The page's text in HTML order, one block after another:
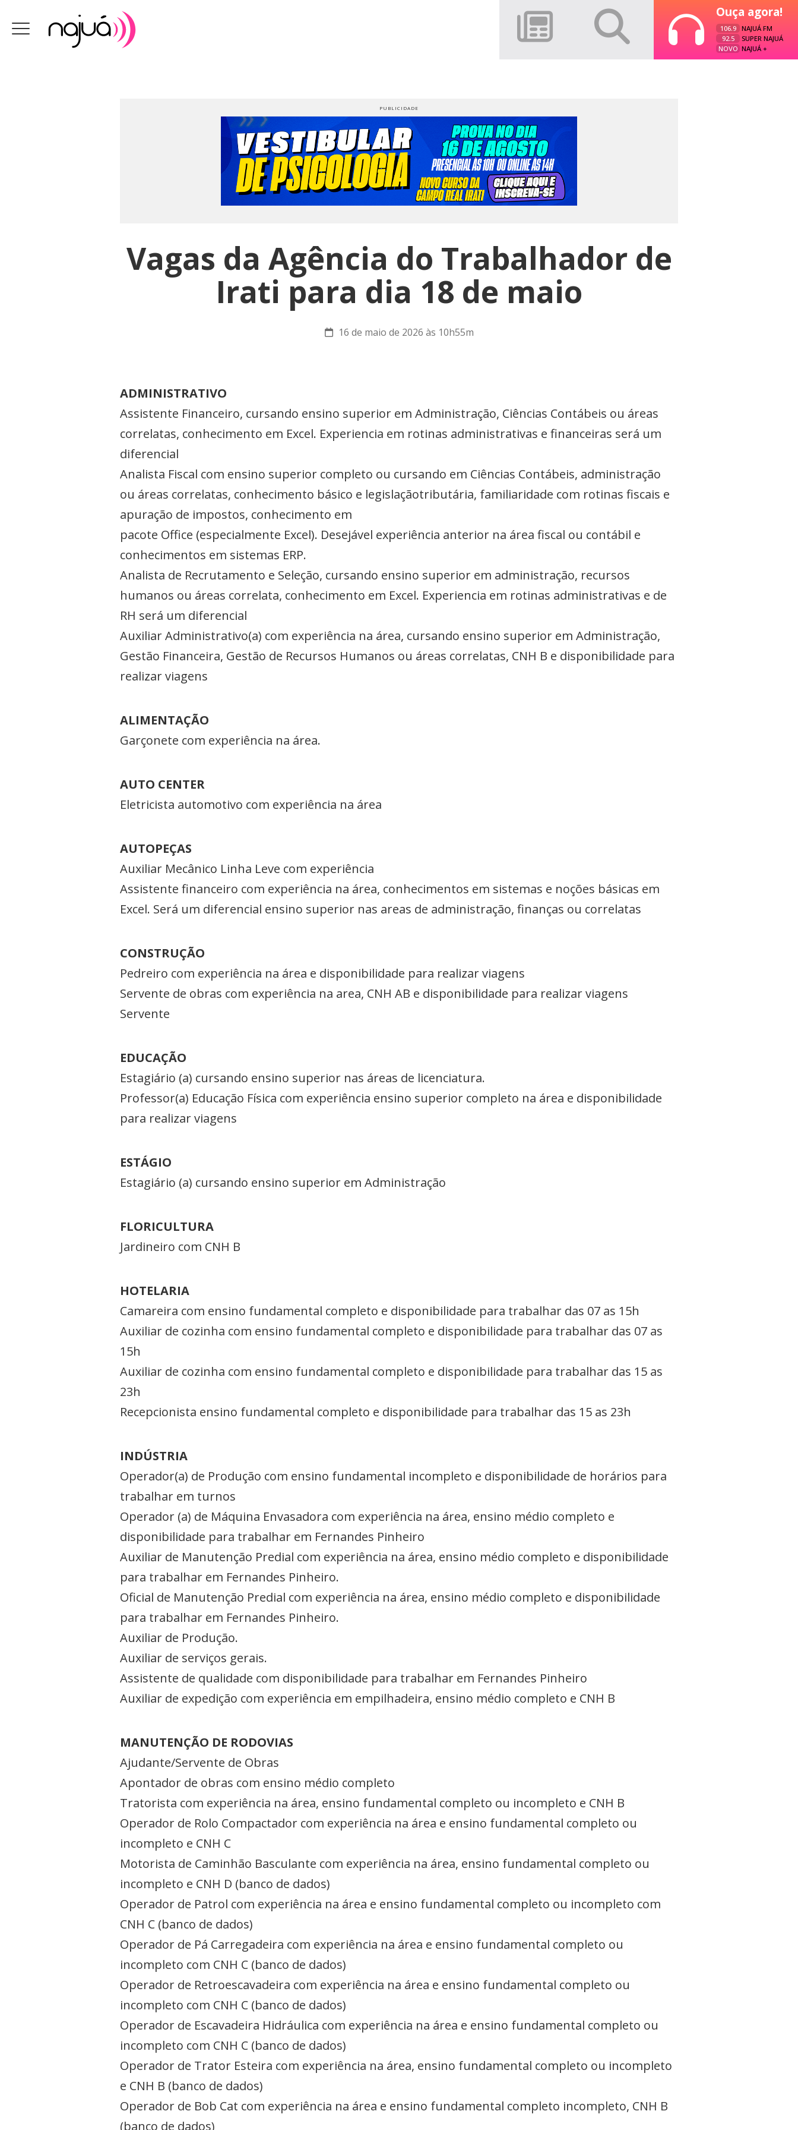
Ouça agora!
106.9
NAJUÁ FM
92.5
SUPER NAJUÁ
NOVO NAJUÁ +
Vagas da Agência do Trabalhador de
Irati para dia 18 de maio
16 de maio de 2026 às 10h55m
ADMINISTRATIVO
Assistente Financeiro, cursando ensino superior em Administração, Ciências Contábeis ou áreas
correlatas, conhecimento em Excel. Experiencia em rotinas administrativas e financeiras será um
diferencial
Analista Fiscal com ensino superior completo ou cursando em Ciências Contábeis, administração
ou áreas correlatas, conhecimento básico e legislaçãotributária, familiaridade com rotinas fiscais e
apuração de impostos, conhecimento em
pacote Office (especialmente Excel). Desejável experiência anterior na área fiscal ou contábil e
conhecimentos em sistemas ERP.
Analista de Recrutamento e Seleção, cursando ensino superior em administração, recursos
humanos ou áreas correlata, conhecimento em Excel. Experiencia em rotinas administrativas e de
RH será um diferencial
Auxiliar Administrativo(a) com experiência na área, cursando ensino superior em Administração,
Gestão Financeira, Gestão de Recursos Humanos ou áreas correlatas, CNH B e disponibilidade para
realizar viagens
ALIMENTAÇÃO
Garçonete com experiência na área.
AUTO CENTER
Eletricista automotivo com experiência na área
AUTOPEÇAS
Auxiliar Mecânico Linha Leve com experiência
Assistente financeiro com experiência na área, conhecimentos em sistemas e noções básicas em
Excel. Será um diferencial ensino superior nas areas de administração, finanças ou correlatas
CONSTRUÇÃO
Pedreiro com experiência na área e disponibilidade para realizar viagens
Servente de obras com experiência na area, CNH AB e disponibilidade para realizar viagens
Servente
EDUCAÇÃO
Estagiário (a) cursando ensino superior nas áreas de licenciatura.
Professor(a) Educação Física com experiência ensino superior completo na área e disponibilidade
para realizar viagens
ESTÁGIO
Estagiário (a) cursando ensino superior em Administração
FLORICULTURA
Jardineiro com CNH B
HOTELARIA
Camareira com ensino fundamental completo e disponibilidade para trabalhar das 07 as 15h
Auxiliar de cozinha com ensino fundamental completo e disponibilidade para trabalhar das 07 as
15h
Auxiliar de cozinha com ensino fundamental completo e disponibilidade para trabalhar das 15 as
23h
Recepcionista ensino fundamental completo e disponibilidade para trabalhar das 15 as 23h
INDÚSTRIA
Operador(a) de Produção com ensino fundamental incompleto e disponibilidade de horários para
trabalhar em turnos
Operador (a) de Máquina Envasadora com experiência na área, ensino médio completo e
disponibilidade para trabalhar em Fernandes Pinheiro
Auxiliar de Manutenção Predial com experiência na área, ensino médio completo e disponibilidade
para trabalhar em Fernandes Pinheiro.
Oficial de Manutenção Predial com experiência na área, ensino médio completo e disponibilidade
para trabalhar em Fernandes Pinheiro.
Auxiliar de Produção.
Auxiliar de serviços gerais.
Assistente de qualidade com disponibilidade para trabalhar em Fernandes Pinheiro
Auxiliar de expedição com experiência em empilhadeira, ensino médio completo e CNH B
MANUTENÇÃO DE RODOVIAS
Ajudante/Servente de Obras
Apontador de obras com ensino médio completo
Tratorista com experiência na área, ensino fundamental completo ou incompleto e CNH B
Operador de Rolo Compactador com experiência na área e ensino fundamental completo ou
incompleto e CNH C
Motorista de Caminhão Basculante com experiência na área, ensino fundamental completo ou
incompleto e CNH D (banco de dados)
Operador de Patrol com experiência na área e ensino fundamental completo ou incompleto com
CNH C (banco de dados)
Operador de Pá Carregadeira com experiência na área e ensino fundamental completo ou
incompleto com CNH C (banco de dados)
Operador de Retroescavadeira com experiência na área e ensino fundamental completo ou
incompleto com CNH C (banco de dados)
Operador de Escavadeira Hidráulica com experiência na área e ensino fundamental completo ou
incompleto com CNH C (banco de dados)
Operador de Trator Esteira com experiência na área, ensino fundamental completo ou incompleto
e CNH B (banco de dados)
Operador de Bob Cat com experiência na área e ensino fundamental completo incompleto, CNH B
(banco de dados)